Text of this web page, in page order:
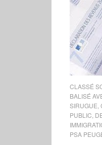
CLASSÉ
BALISÉ
SIRUGUE
PUBLIC
PSA